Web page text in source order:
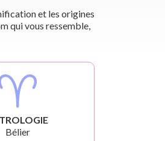
et les origines
qui vous ressemble,
Bélier